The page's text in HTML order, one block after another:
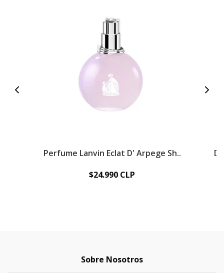
Perfume Lanvin Eclat D' Arpege Sh..
$24.990 CLP
Sobre Nosotros